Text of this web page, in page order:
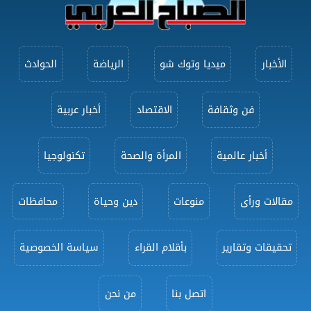
الأخبار ميديا وتوك شو الرياضة الحوادث
فن وثقافة الاقتصاد أخبار عربية
أخبار عالمية المرأة والصحة تكنولوجيا
مقالات ورأى منوعات دين وحياة محافظات
تحقيقات وتقارير بأقلام القراء سياسة الخصوصية
اتصل بنا من نحن